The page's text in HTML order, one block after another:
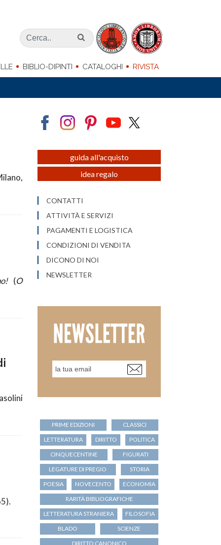
BIBLIO-DIPINTI CATALOGHI RIVISTA
(O
guida all'acquisto
idea regalo
CONTATTI
ATTIVITÀ E SERVIZI
PAGAMENTI E LOGISTICA
CONDIZIONI DI VENDITA
DICONO DI NOI
NEWSLETTER
PRIME EDIZIONI
CLASSICI
LETTERATURA
DIRITTO
POLITICA
CINQUECENTINE
FIGURATI
LEGATURE DI PREGIO
STORIA
POESIA
NOVECENTO
ECONOMIA
RARITÀ BIBLIOGRAFICHE
LETTERATURA STRANIERA
FILOSOFIA
BLADO
SCIENZE
DIRITTO CANONICO